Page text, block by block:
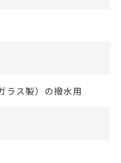
ラス製）の撥水用